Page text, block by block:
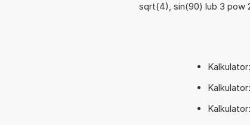
sqrt(4), sin(90) lub 3 pow